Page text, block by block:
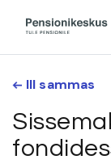
III sammas